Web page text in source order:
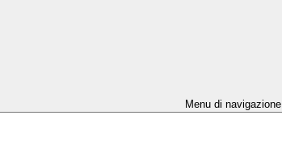
Menu di navigazione